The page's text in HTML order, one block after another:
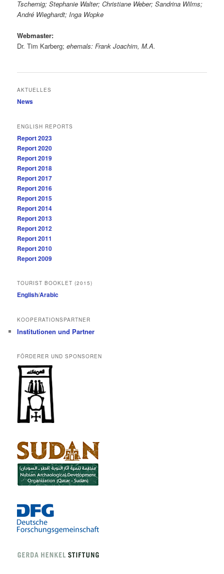
Tschernig; Stephanie Walter; Christiane Weber; Sandrina Wilms;
André Wieghardt; Inga Wopke
Webmaster:
Dr. Tim Karberg;ehemals: Frank Joachim, M.A.
AKTUELLES
News
ENGLISH REPORTS
Report 2023
Report 2020
Report 2019
Report 2018
Report 2017
Report 2016
Report 2015
Report 2014
Report 2013
Report 2012
Report 2011
Report 2010
Report 2009
TOURIST BOOKLET (2015)
English/Arabic
KOOPERATIONSPARTNER
Institutionen und Partner
FÖRDERER UND SPONSOREN